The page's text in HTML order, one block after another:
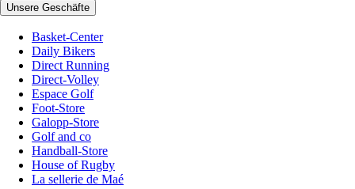
Unsere Geschäfte
Basket-Center
Daily Bikers
Direct Running
Direct-Volley
Espace Golf
Foot-Store
Galopp-Store
Golf and co
Handball-Store
House of Rugby
La sellerie de Maé